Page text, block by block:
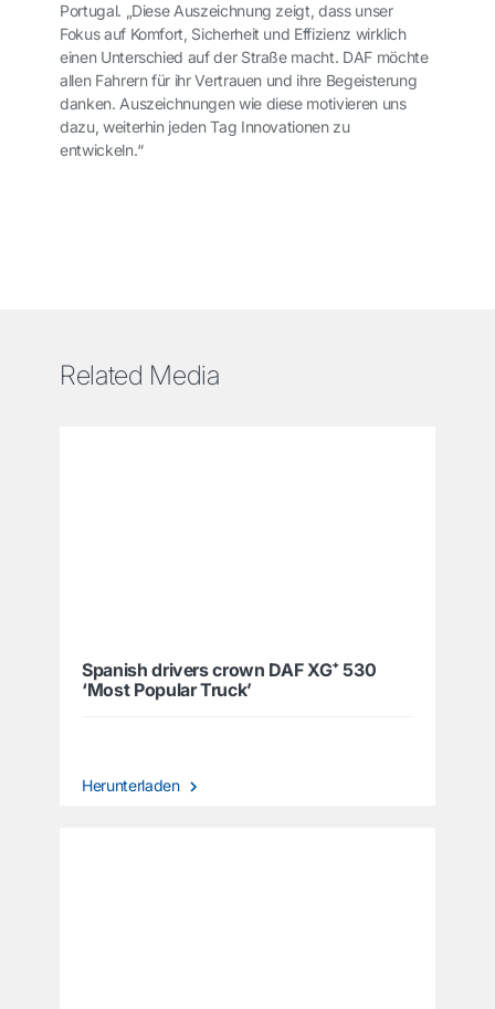
Portugal. „Diese Auszeichnung zeigt, dass unser
Fokus auf Komfort, Sicherheit und Effizienz wirklich
einen Unterschied auf der Straße macht. DAF möchte
allen Fahrern für ihr Vertrauen und ihre Begeisterung
danken. Auszeichnungen wie diese motivieren uns
dazu, weiterhin jeden Tag Innovationen zu
entwickeln.“
Related Media
Spanish drivers crown DAF XG⁺ 530
‘Most Popular Truck’
Herunterladen